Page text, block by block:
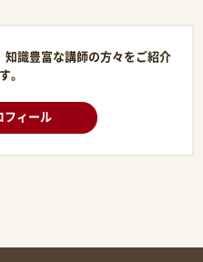
識豊富な講師の方々をご紹介
。
フィール